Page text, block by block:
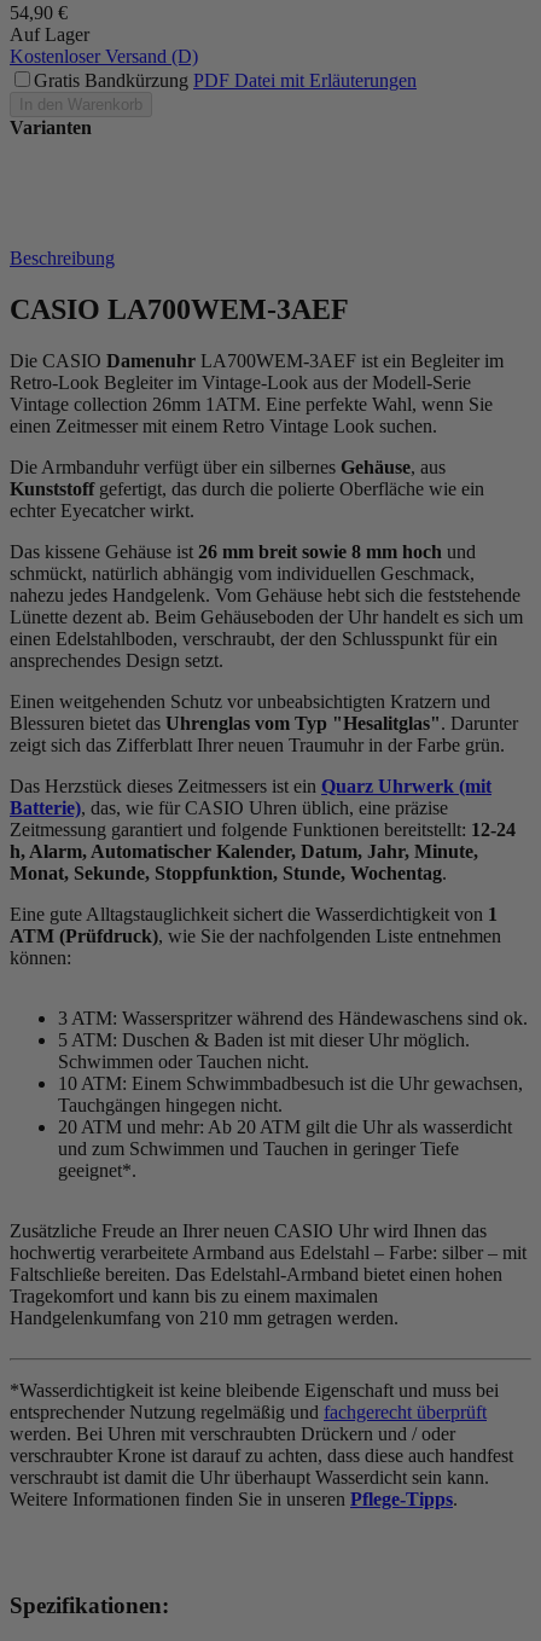
54,90 €
Auf Lager
Kostenloser Versand (D)
Gratis Bandkürzung PDF Datei mit Erläuterungen
In den Warenkorb
Varianten
Beschreibung
CASIO LA700WEM-3AEF
Die CASIO Damenuhr LA700WEM-3AEF ist ein Begleiter im
Retro-Look Begleiter im Vintage-Look aus der Modell-Serie
Vintage collection 26mm 1ATM. Eine perfekte Wahl, wenn Sie
einen Zeitmesser mit einem Retro Vintage Look suchen.
Die Armbanduhr verfügt über ein silbernes Gehäuse, aus
Kunststoffgefertigt, das durch die polierte Oberfläche wie ein
echter Eyecatcher wirkt.
Das kissene Gehäuse ist 26 mm breit sowie 8 mm hoch und
schmückt, natürlich abhängig vom individuellen Geschmack,
nahezu jedes Handgelenk. Vom Gehäuse hebt sich die feststehende
Lünette dezent ab. Beim Gehäuseboden der Uhr handelt es sich um
einen Edelstahlboden, verschraubt, der den Schlusspunkt für ein
ansprechendes Design setzt.
Einen weitgehenden Schutz vor unbeabsichtigten Kratzern und
Blessuren bietet das Uhrenglas vom Typ "Hesalitglas". Darunter
zeigt sich das Zifferblatt Ihrer neuen Traumuhr in der Farbe grün.
Das Herzstück dieses Zeitmessers ist ein Quarz Uhrwerk (mit
Batterie), das, wie für CASIO Uhren üblich, eine präzise
Zeitmessung garantiert und folgende Funktionen bereitstellt: 12-24
h, Alarm, Automatischer Kalender, Datum, Jahr, Minute,
Monat, Sekunde, Stoppfunktion, Stunde, Wochentag.
Eine gute Alltagstauglichkeit sichert die Wasserdichtigkeit von 1
ATM (Prüfdruck), wie Sie der nachfolgenden Liste entnehmen
können:
3 ATM: Wasserspritzer während des Händewaschens sind ok.
5 ATM: Duschen & Baden ist mit dieser Uhr möglich.
Schwimmen oder Tauchen nicht.
10 ATM: Einem Schwimmbadbesuch ist die Uhr gewachsen,
Tauchgängen hingegen nicht.
20 ATM und mehr: Ab 20 ATM gilt die Uhr als wasserdicht
und zum Schwimmen und Tauchen in geringer Tiefe
geeignet*.
Zusätzliche Freude an Ihrer neuen CASIO Uhr wird Ihnen das
hochwertig verarbeitete Armband aus Edelstahl – Farbe: silber – mit
Faltschließe bereiten. Das Edelstahl-Armband bietet einen hohen
Tragekomfort und kann bis zu einem maximalen
Handgelenkumfang von 210 mm getragen werden.
*Wasserdichtigkeit ist keine bleibende Eigenschaft und muss bei
entsprechender Nutzung regelmäßig und fachgerecht überprüft
werden. Bei Uhren mit verschraubten Drückern und / oder
verschraubter Krone ist darauf zu achten, dass diese auch handfest
verschraubt ist damit die Uhr überhaupt Wasserdicht sein kann.
Weitere Informationen finden Sie in unseren Pflege-Tipps.
Spezifikationen: